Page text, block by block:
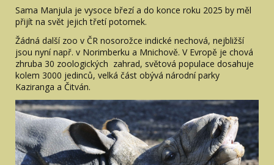
Sama Manjula je vysoce březí a do konce roku 2025 by měl
přijít na svět jejich třetí potomek.
Žádná další zoo v ČR nosorožce indické nechová, nejbližší
jsou nyní např. v Norimberku a Mnichově. V Evropě je chová
zhruba 30 zoologických zahrad, světová populace dosahuje
kolem 3000 jedinců, velká část obývá národní parky
Kaziranga a Čitván.